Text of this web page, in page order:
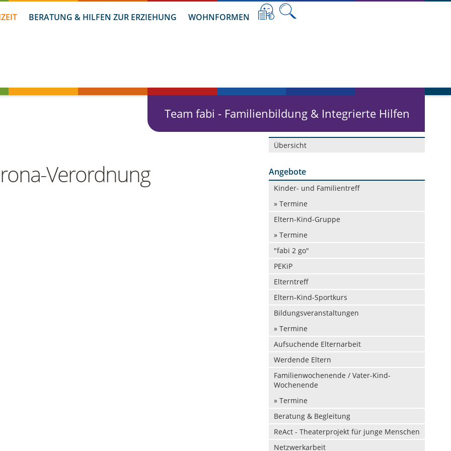
BERATUNG & HILFEN ZUR ERZIEHUNG WOHNFORMEN
Team fabi - Familienbildung & Integrierte Hilfen
Verordnung
Navigation
überspringen
Übersicht
Angebote
Navigation
überspringen
Kinder- und Familientreff
» Termine
Eltern-Kind-Gruppe
» Termine
"fabi 2 go"
PEKiP
Elterntreff
Eltern-Kind-Sportkurs
Bildungsveranstaltungen
» Termine
Aufsuchende Elternarbeit
Werdende Eltern
Familienwochenende / Vater-Kind-
Wochenende
» Termine
Beratung & Begleitung
ReAct - Theaterprojekt für junge Menschen
Netzwerkarbeit